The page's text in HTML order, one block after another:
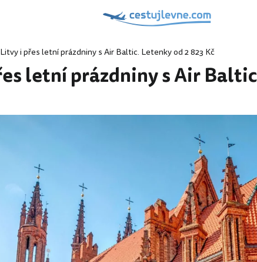
i přes letní prázdniny s Air Baltic. Letenky od 2 823 Kč
letní prázdniny s Air